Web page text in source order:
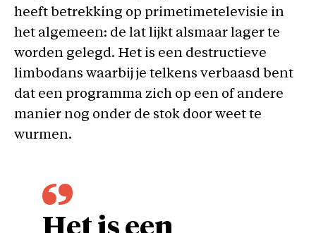
heeft betrekking op primetimetelevisie in
het algemeen: de lat lijkt alsmaar lager te
worden gelegd. Het is een destructieve
limbodans waarbij je telkens verbaasd bent
dat een programma zich op een of andere
manier nog onder de stok door weet te
wurmen.